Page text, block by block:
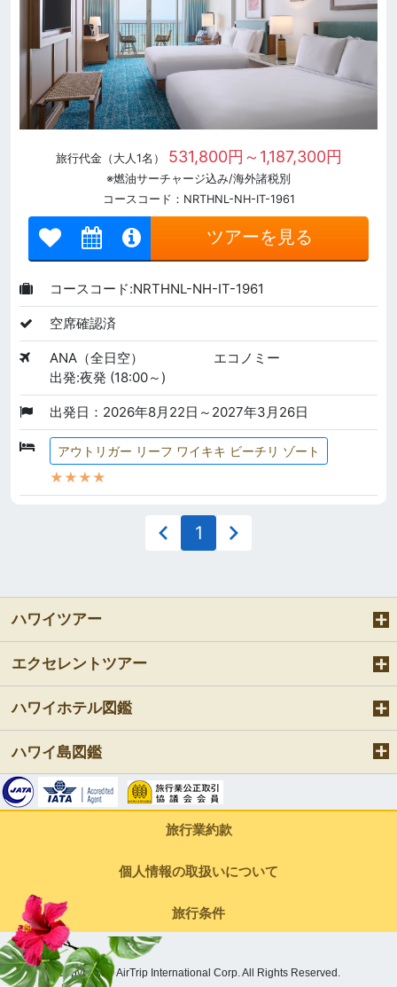
旅行代金（大人1名） 531,800円～1,187,300円
※燃油サーチャージ込み/海外諸税別
コースコード：NRTHNL-NH-IT-1961
ツアーを見る
コースコード:NRTHNL-NH-IT-1961
空席確認済
ANA（全日空）
エコノミー
出発:夜発 (18:00～)
出発日：2026年8月22日～2027年3月26日
アウトリガー リーフ ワイキキ ビーチリ ゾート
★★★★
1
ハワイツアー
エクセレントツアー
ハワイホテル図鑑
ハワイ島図鑑
旅行業約款
個人情報の取扱いについて
旅行条件
Copyright © AirTrip International Corp. All Rights Reserved.